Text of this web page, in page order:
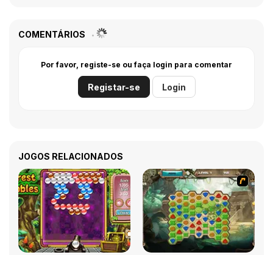
COMENTÁRIOS
Por favor, registe-se ou faça login para comentar
Registar-se Login
JOGOS RELACIONADOS